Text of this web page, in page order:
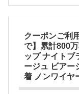
クーポンご利
で】累計800
ップ ナイトブ
ージュ ビアー
着 ノンワイヤ